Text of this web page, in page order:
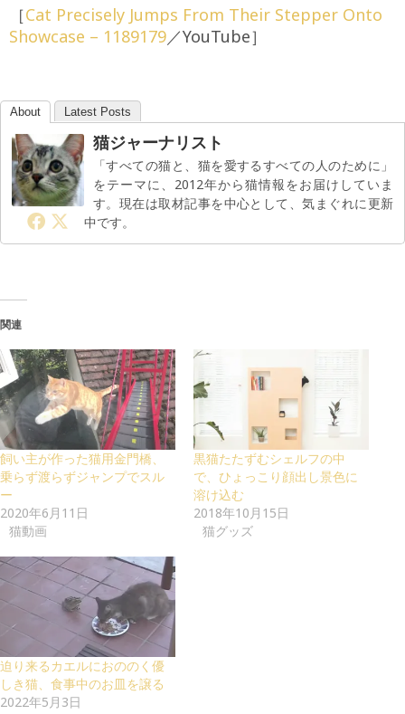
［Cat Precisely Jumps From Their Stepper Onto
Showcase – 1189179／YouTube］
About Latest Posts
猫ジャーナリスト
「すべての猫と、猫を愛するすべての人のために」
をテーマに、2012年から猫情報をお届けしていま
す。現在は取材記事を中心として、気まぐれに更新
中です。
関連
飼い主が作った猫用金門橋、
乗らず渡らずジャンプでスル
ー
2020年6月11日
猫動画
黒猫たたずむシェルフの中
で、ひょっこり顔出し景色に
溶け込む
2018年10月15日
猫グッズ
迫り来るカエルにおののく優
しき猫、食事中のお皿を譲る
2022年5月3日